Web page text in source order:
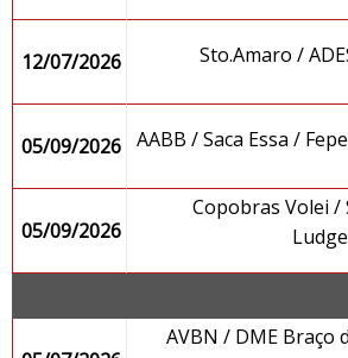
12/07/2026 Sto.Amaro /
05/09/2026 AABB / Saca Essa /
05/09/2026
Copobras Volei /
AVBN / DME Braço